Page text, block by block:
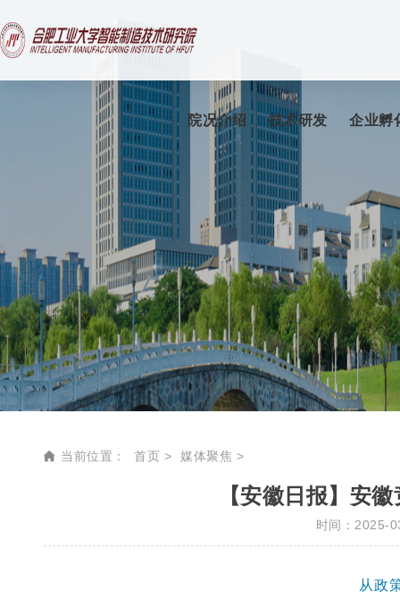
院况介绍 技术研发 企业孵
当前位置： 首页 媒体聚焦
【安徽日报】安
时间：2025-
从政